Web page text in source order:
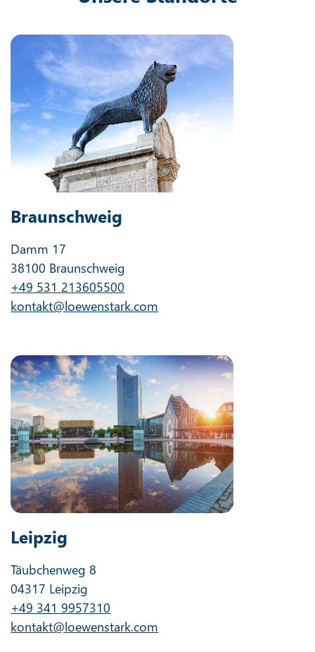
Braunschweig
Damm 17
38100 Braunschweig
+49 531 213605500
kontakt@loewenstark.com
Leipzig
Täubchenweg 8
04317 Leipzig
+49 341 9957310
kontakt@loewenstark.com